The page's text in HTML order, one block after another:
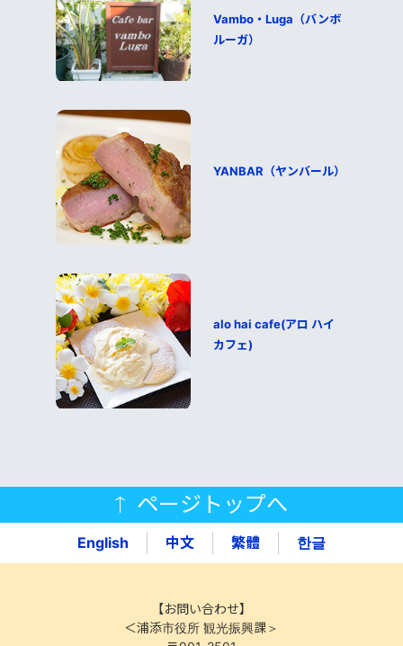
Vambo・Luga（バンボ
ルーガ）
YANBAR（ヤンバール）
alo hai cafe(アロ ハイ
カフェ)
ページトップへ
English 中文 繁體 한글
【お問い合わせ】
＜浦添市役所 観光振興課＞